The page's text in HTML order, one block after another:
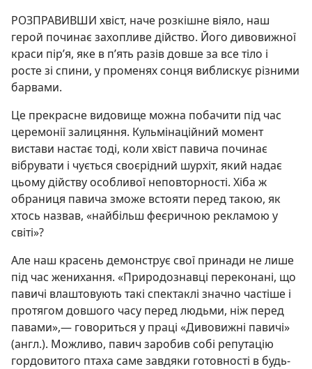
РОЗПРАВИВШИ хвіст, наче розкішне віяло, наш
герой починає захопливе дійство. Його дивовижної
краси пір’я, яке в п’ять разів довше за все тіло і
росте зі спини, у променях сонця виблискує різними
барвами.
Це прекрасне видовище можна побачити під час
церемонії залицяння. Кульмінаційний момент
вистави настає тоді, коли хвіст павича починає
вібрувати і чується своєрідний шурхіт, який надає
цьому дійству особливої неповторності. Хіба ж
обраниця павича зможе встояти перед такою, як
хтось назвав, «найбільш феєричною рекламою у
світі»?
Але наш красень демонструє свої принади не лише
під час женихання. «Природознавці переконані, що
павичі влаштовують такі спектаклі значно частіше і
протягом довшого часу перед людьми, ніж перед
павами»,— говориться у праці «Дивовижні павичі»
(англ.). Можливо, павич заробив собі репутацію
гордовитого птаха саме завдяки готовності в будь-